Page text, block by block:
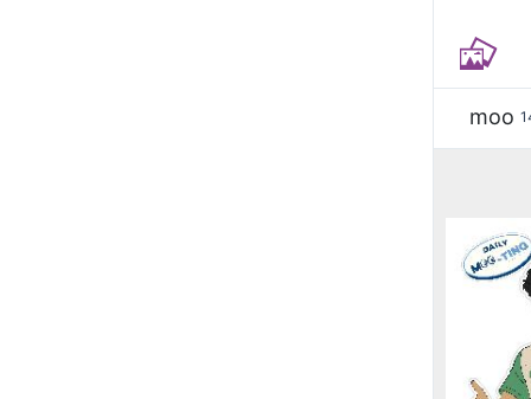
moo